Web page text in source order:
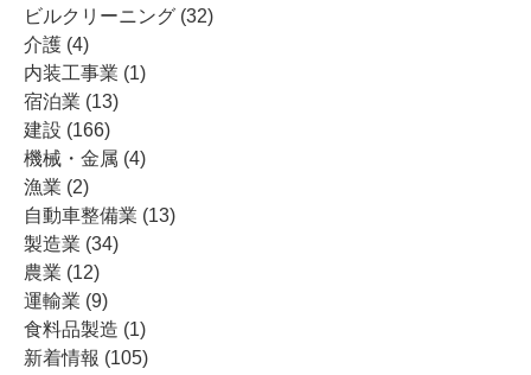
ビルクリーニング (32)
介護 (4)
内装工事業 (1)
宿泊業 (13)
建設 (166)
機械・金属 (4)
漁業 (2)
自動車整備業 (13)
製造業 (34)
農業 (12)
運輸業 (9)
食料品製造 (1)
新着情報 (105)